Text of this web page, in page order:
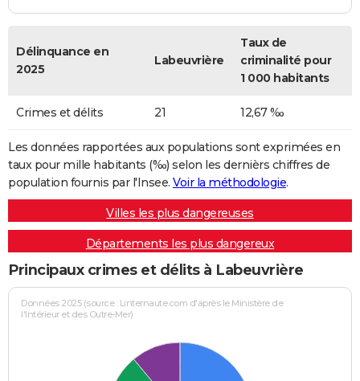
Délinquance en
2025
Labeuvrière
Taux de
criminalité pour
1 000 habitants
Crimes et délits 21 12,67 ‰
Les données rapportées aux populations sont exprimées en
taux pour mille habitants (‰) selon les dernièrs chiffres de
population fournis par l'Insee. Voir la méthodologie.
Villes les plus dangereuses
Départements les plus dangereux
Principaux crimes et délits à Labeuvrière
Données 2025 (source : Linternaute.com d'après le Ministère de
l'Intérieur et des Outre-Mer)